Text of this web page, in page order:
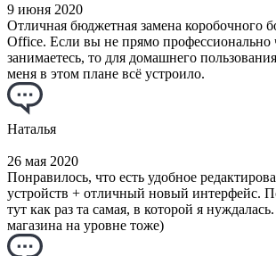
9 июня 2020
Отличная бюджетная замена коробочного
Office. Если вы не прямо профессионально
занимаетесь, то для домашнего
меня в этом плане всё устроило.
Наталья
26 мая 2020
Понравилось, что есть удобное
устройств + отличный новый интерфейс.
тут как раз та самая, в которой я
магазина на уровне тоже)